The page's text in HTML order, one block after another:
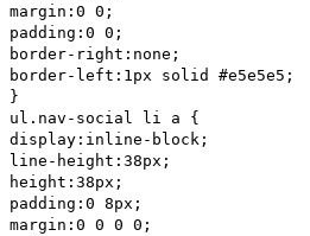
margin:0 0;
padding:0 0;
border-right:none;
border-left:1px solid #e5e5e5;
}
ul.nav-social li a {
display:inline-block;
line-height:38px;
height:38px;
padding:0 8px;
margin:0 0 0 0;